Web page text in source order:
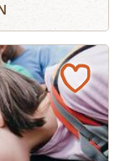
kurzweilig